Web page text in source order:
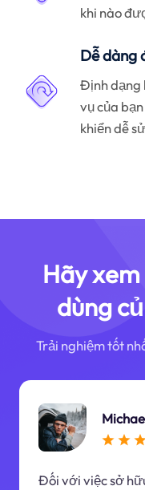
khi nào
Dễ dàng
Định dạng
vụ của
khiển dễ
Hãy
dùng
Trải nghiệm tốt
Đối với việc sở